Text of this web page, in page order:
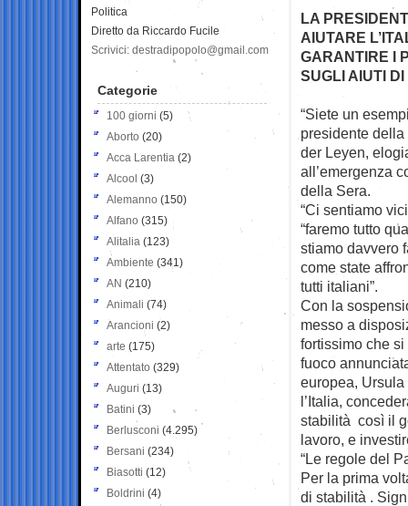
LA
AIUTARE
GARANTIRE I
SUGLI AIUTI DI
“Siete un
presidente della
der Leyen,
all’emergenza
della Sera.
“Ci sentiamo
“faremo tutto
stiamo davvero
come state
tutti italiani”.
Con la
messo a
fortissimo che
fuoco
europea, Ursula
l’Italia,
stabilità così il
lavoro, e
“Le regole del
Per la prima
di stabilità .
Politica
Diretto da Riccardo Fucile
Scrivici: destradipopolo@gmail.com
Categorie
100 giorni (5)
Aborto (20)
Acca Larentia (2)
Alcool (3)
Alemanno (150)
Alfano (315)
Alitalia (123)
Ambiente (341)
AN (210)
Animali (74)
Arancioni (2)
arte (175)
Attentato (329)
Auguri (13)
Batini (3)
Berlusconi (4.295)
Bersani (234)
Biasotti (12)
Boldrini (4)